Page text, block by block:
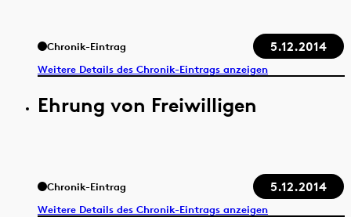
Chronik-Eintrag 5.12.2014
Weitere Details des Chronik-Eintrags anzeigen
Ehrung von Freiwilligen
Chronik-Eintrag 5.12.2014
Weitere Details des Chronik-Eintrags anzeigen